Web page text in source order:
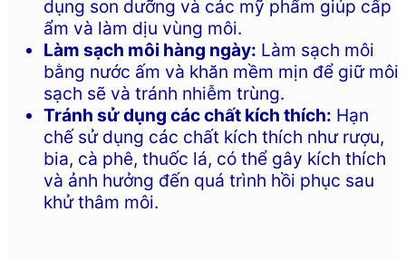
dụng son dưỡng và các mỹ phẩm giúp cấp
ẩm và làm dịu vùng môi.
Làm sạch môi hàng ngày: Làm sạch môi
bằng nước ấm và khăn mềm mịn để giữ môi
sạch sẽ và tránh nhiễm trùng.
Tránh sử dụng các chất kích thích: Hạn
chế sử dụng các chất kích thích như rượu,
bia, cà phê, thuốc lá, có thể gây kích thích
và ảnh hưởng đến quá trình hồi phục sau
khử thâm môi.